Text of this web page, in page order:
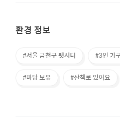
환경 정보
#서울 금천구 펫시터 #3인 가
#마당 보유 #산책로 있어요